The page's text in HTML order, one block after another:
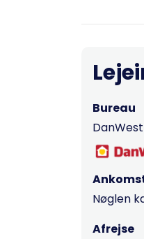
Bureau
Nøglen
Afrejse